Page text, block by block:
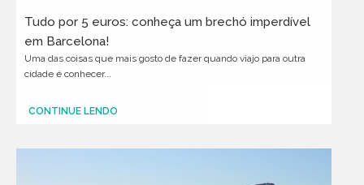
Tudo por 5 euros: conheça um brechó imperdível
em Barcelona!
Uma das coisas que mais gosto de fazer quando viajo para outra
cidade é conhecer...
CONTINUE LENDO